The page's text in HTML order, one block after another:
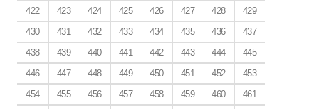
422
423 424 425 426 427 428
429
430
431 432 433 434 435 436
437
438
439 440 441 442 443 444
445
446
447 448 449 450 451 452
453
454
455 456 457 458 459 460
461